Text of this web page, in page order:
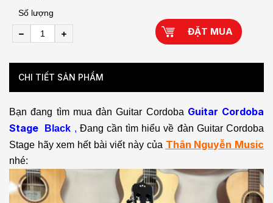
Số lượng
ĐẶT MUA
CHI TIẾT SẢN PHẨM
Bạn đang tìm mua đàn Guitar Cordoba Guitar Cordoba
Stage Black , Đang cần tìm hiểu về đàn Guitar Cordoba
Stage hãy xem hết bài viết này của Thân Nguyễn Music
nhé: